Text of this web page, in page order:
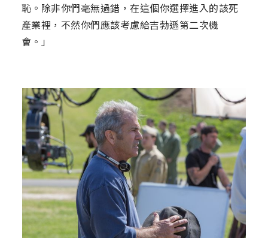
恥。除非你們毫無過錯，在這個你選擇進入的該死
產業裡，不然你們應該考慮給吉勃遜第二次機
會。」